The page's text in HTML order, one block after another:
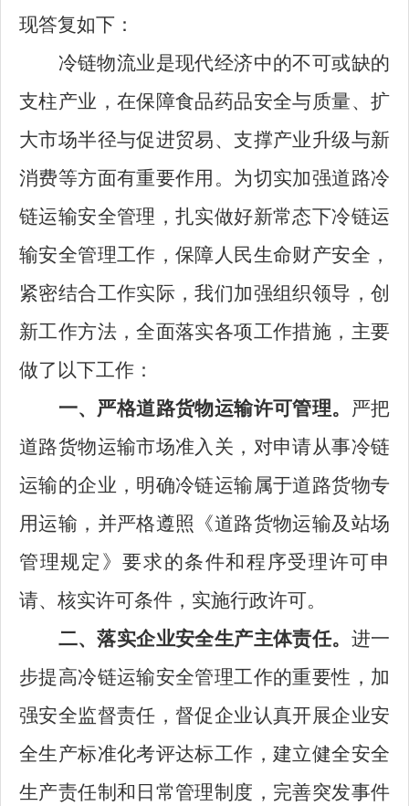
现答复如下：
冷链物流业是现代经济中的不可或缺的
支柱产业，在保障食品药品安全与质量、扩
大市场半径与促进贸易、支撑产业升级与新
消费等方面有重要作用。为切实加强道路冷
链运输安全管理，扎实做好新常态下冷链运
输安全管理工作，保障人民生命财产安全，
紧密结合工作实际，我们加强组织领导，创
新工作方法，全面落实各项工作措施，主要
做了以下工作：
一、严格道路货物运输许可管理。 严把
道路货物运输市场准入关，对申请从事冷链
运输的企业，明确冷链运输属于道路货物专
用运输，并严格遵照《道路货物运输及站场
管理规定》要求的条件和程序受理许可申
请、核实许可条件，实施行政许可。
二、落实企业安全生产主体责任。 进一
步提高冷链运输安全管理工作的重要性，加
强安全监督责任，督促企业认真开展企业安
全生产标准化考评达标工作，建立健全安全
生产责任制和日常管理制度，完善突发事件